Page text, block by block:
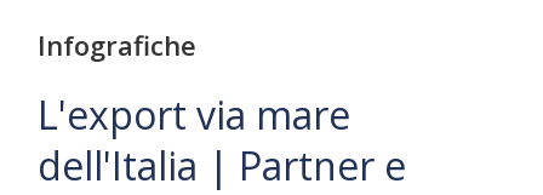
Infografiche
L'export via mare
dell'Italia | Partner e